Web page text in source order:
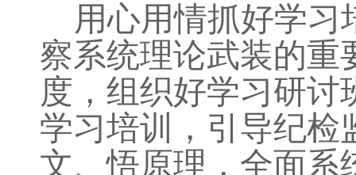
用心用情抓好学
察系统理论武装的重
度，组织好学习研
学习培训，引导纪检
文、悟原理，全面系